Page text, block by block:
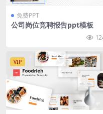
免费PPT
公司岗位竞聘报告ppt模板
VIP